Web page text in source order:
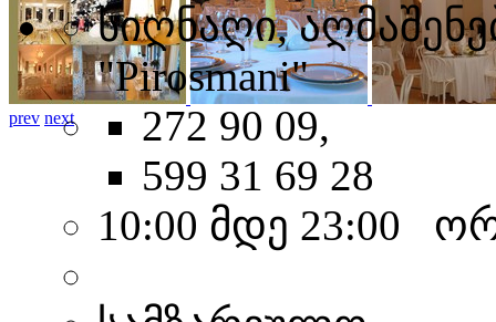
prev next
სიღნაღი,
"Pirosmani"
272 90 09,
599 31 69 28
10:00 მდე 23:00